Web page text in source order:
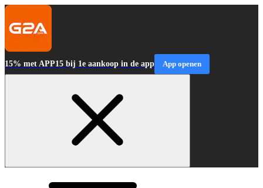
15% met APP15 bij 1e aankoop in de app App openen